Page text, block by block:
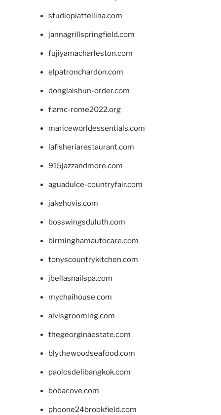
studiopiattellina.com
jannagrillspringfield.com
fujiyamacharleston.com
elpatronchardon.com
donglaishun-order.com
fiamc-rome2022.org
mariceworldessentials.com
lafisheriarestaurant.com
915jazzandmore.com
aguadulce-countryfair.com
jakehovis.com
bosswingsduluth.com
birminghamautocare.com
tonyscountrykitchen.com
jbellasnailspa.com
mychaihouse.com
alvisgrooming.com
thegeorginaestate.com
blythewoodseafood.com
paolosdelibangkok.com
bobacove.com
phoone24brookfield.com